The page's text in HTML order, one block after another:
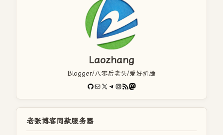
Laozhang
Blogger/八零后老头/爱好折腾
GitHub
电子邮件X Telegram
Instagram
RSS FeedMastodon
老张博客同款服务器